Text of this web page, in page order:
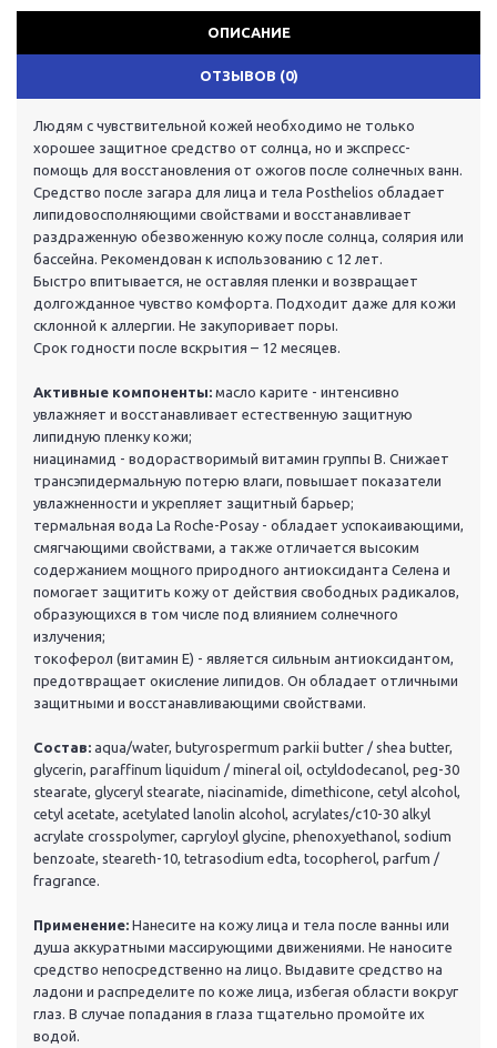
ОПИСАНИЕ
ОТЗЫВОВ (0)
Людям с чувствительной кожей необходимо не только
хорошее защитное средство от солнца, но и экспресс-
помощь для восстановления от ожогов после солнечных ванн.
Средство после загара для лица и тела Posthelios обладает
липидовосполняющими свойствами и восстанавливает
раздраженную обезвоженную кожу после солнца, солярия или
бассейна. Рекомендован к использованию с 12 лет.
Быстро впитывается, не оставляя пленки и возвращает
долгожданное чувство комфорта. Подходит даже для кожи
склонной к аллергии. Не закупоривает поры.
Срок годности после вскрытия – 12 месяцев.
Активные компоненты: масло карите - интенсивно
увлажняет и восстанавливает естественную защитную
липидную пленку кожи;
ниацинамид - водорастворимый витамин группы В. Снижает
трансэпидермальную потерю влаги, повышает показатели
увлажненности и укрепляет защитный барьер;
термальная вода La Roche-Posay - обладает успокаивающими,
смягчающими свойствами, а также отличается высоким
содержанием мощного природного антиоксиданта Селена и
помогает защитить кожу от действия свободных радикалов,
образующихся в том числе под влиянием солнечного
излучения;
токоферол (витамин Е) - является сильным антиоксидантом,
предотвращает окисление липидов. Он обладает отличными
защитными и восстанавливающими свойствами.
Состав: aqua/water, butyrospermum parkii butter / shea butter,
glycerin, paraffinum liquidum / mineral oil, octyldodecanol, peg-30
stearate, glyceryl stearate, niacinamide, dimethicone, cetyl alcohol,
cetyl acetate, acetylated lanolin alcohol, acrylates/c10-30 alkyl
acrylate crosspolymer, capryloyl glycine, phenoxyethanol, sodium
benzoate, steareth-10, tetrasodium edta, tocopherol, parfum /
fragrance.
Применение: Нанесите на кожу лица и тела после ванны или
душа аккуратными массирующими движениями. Не наносите
средство непосредственно на лицо. Выдавите средство на
ладони и распределите по коже лица, избегая области вокруг
глаз. В случае попадания в глаза тщательно промойте их
водой.